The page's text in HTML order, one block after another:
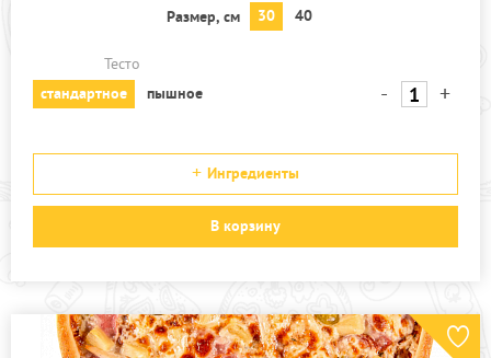
Размер, см 30 40
Тесто
стандартное
пышное - +
Ингредиенты
В корзину